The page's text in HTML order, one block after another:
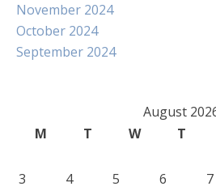
November 2024
October 2024
September 2024
August
M
T W T
3
4 5 6 7